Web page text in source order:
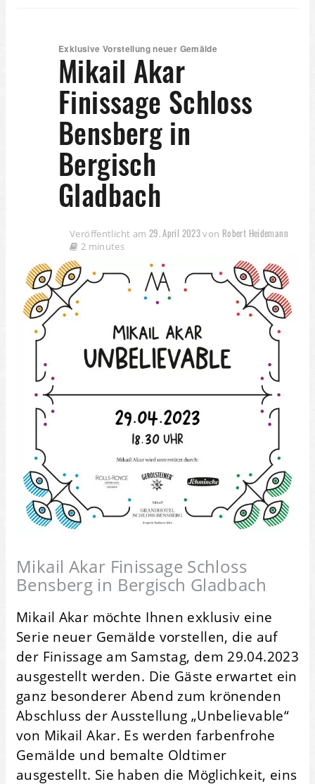
Exklusive Vorstellung neuer Gemälde
Mikail Akar
Finissage Schloss
Bensberg in
Bergisch
Gladbach
Veröffentlicht am 29. April 2023von Robert Heidemann
2 minutes
Mikail Akar Finissage Schloss
Bensberg in Bergisch Gladbach
Mikail Akar möchte Ihnen exklusiv eine
Serie neuer Gemälde vorstellen, die auf
der Finissage am Samstag, dem 29.04.2023
ausgestellt werden. Die Gäste erwartet ein
ganz besonderer Abend zum krönenden
Abschluss der Ausstellung „Unbelievable“
von Mikail Akar. Es werden farbenfrohe
Gemälde und bemalte Oldtimer
ausgestellt. Sie haben die Möglichkeit, eins